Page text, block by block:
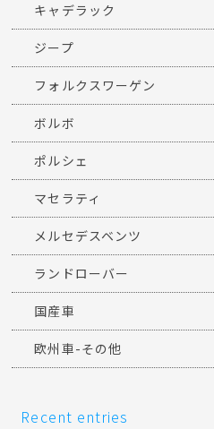
キャデラック
ジープ
フォルクスワーゲン
ボルボ
ポルシェ
マセラティ
メルセデスベンツ
ランドローバー
国産車
欧州車-その他
Recent entries